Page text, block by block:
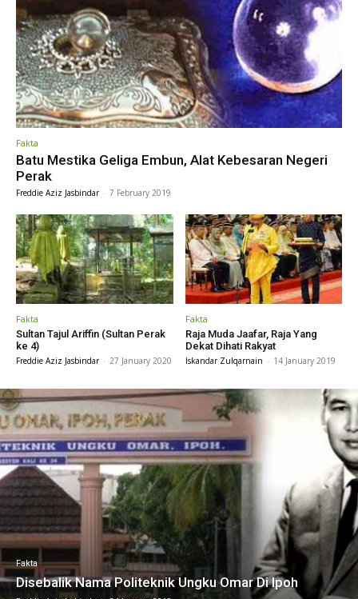
Fakta
Batu Mestika Geliga Embun, Alat Kebesaran Negeri
Perak
Freddie Aziz Jasbindar - 7 February 2019
Fakta
Sultan Tajul Ariffin (Sultan Perak
ke 4)
Freddie Aziz Jasbindar - 27 January 2020
Fakta
Raja Muda Jaafar, Raja Yang
Dekat Dihati Rakyat
Iskandar Zulqarnain - 14 January 2019
Fakta
Disebalik Nama Politeknik Ungku Omar Di Ipoh